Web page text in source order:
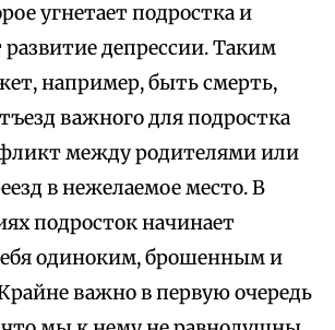
угнетает подростка и
депрессии. Таким
например, быть смерть,
важного для подростка
между родителями или
в нежелаемое место. В
подросток начинает
одиноким, брошенным и
важно в первую очередь